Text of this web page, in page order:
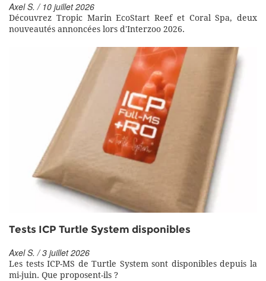
Axel S. / 10 juillet 2026
Découvrez Tropic Marin EcoStart Reef et Coral Spa, deux
nouveautés annoncées lors d'Interzoo 2026.
Tests ICP Turtle System disponibles
Axel S. / 3 juillet 2026
Les tests ICP-MS de Turtle System sont disponibles depuis la
mi-juin. Que proposent-ils ?